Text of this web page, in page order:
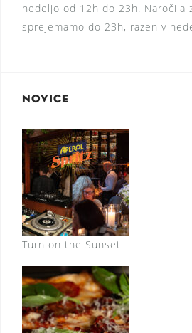
nedeljo od 12h do 23h. Naročila
sprejemamo do 23h, razen v
NOVICE
Turn on the Sunset